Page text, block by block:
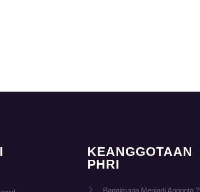
KEANGGOTAAN
PHRI
Bagaimana Menjadi Anggota ?